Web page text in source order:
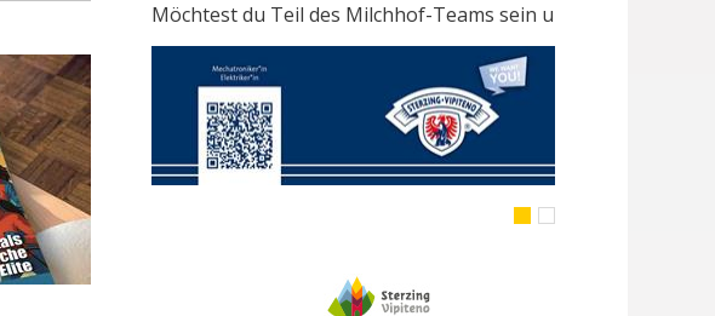
Möchtest du Teil des Milchhof-Teams sein und von